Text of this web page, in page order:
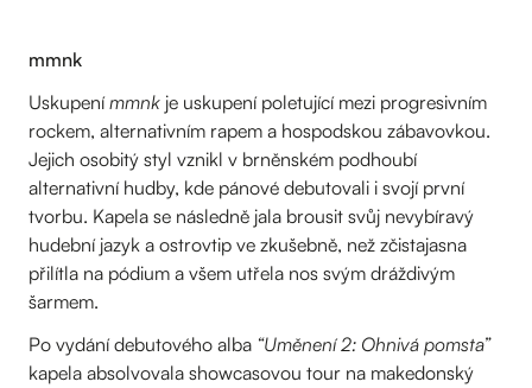
mmnk
Uskupenímmnk je uskupení poletující mezi progresivním
rockem, alternativním rapem a hospodskou zábavovkou.
Jejich osobitý styl vznikl v brněnském podhoubí
alternativní hudby, kde pánové debutovali i svojí první
tvorbu. Kapela se následně jala brousit svůj nevybíravý
hudební jazyk a ostrovtip ve zkušebně, než zčistajasna
přilítla na pódium a všem utřela nos svým dráždivým
šarmem.
Po vydání debutového alba “Uměnení 2: Ohnivá pomsta”
kapela absolvovala showcasovou tour na makedonský